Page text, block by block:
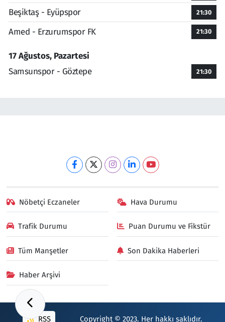
Beşiktaş - Eyüpspor 21:30
Amed - Erzurumspor FK 21:30
17 Ağustos, Pazartesi
Samsunspor - Göztepe
21:30
Nöbetçi Eczaneler Hava Durumu
Trafik Durumu Puan Durumu ve Fikstür
Tüm Manşetler Son Dakika Haberleri
Haber Arşivi
RSS Copyright © 2023. Her hakkı saklıdır.